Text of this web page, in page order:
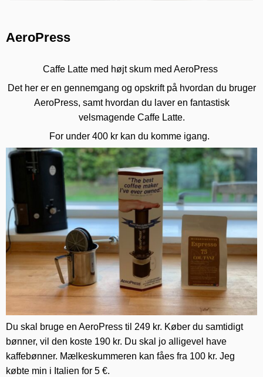
AeroPress
Caffe Latte med højt skum med AeroPress
Det her er en gennemgang og opskrift på hvordan du bruger
AeroPress, samt hvordan du laver en fantastisk
velsmagende Caffe Latte.
For under 400 kr kan du komme igang.
Du skal bruge en AeroPress til 249 kr. Køber du samtidigt
bønner, vil den koste 190 kr. Du skal jo alligevel have
kaffebønner. Mælkeskummeren kan fåes fra 100 kr. Jeg
købte min i Italien for 5 €.